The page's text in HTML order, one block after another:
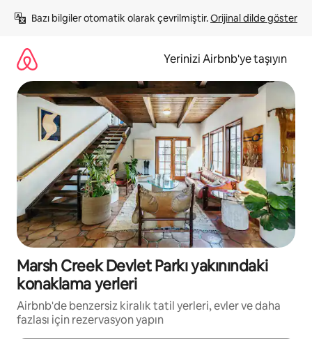
atla
Bazı bilgiler otomatik olarak çevrilmiştir. Orijinal dilde göster
Yerinizi Airbnb'ye taşıyın
Marsh Creek Devlet Parkı yakınındaki
konaklama yerleri
Airbnb'de benzersiz kiralık tatil yerleri, evler ve daha
fazlası için rezervasyon yapın